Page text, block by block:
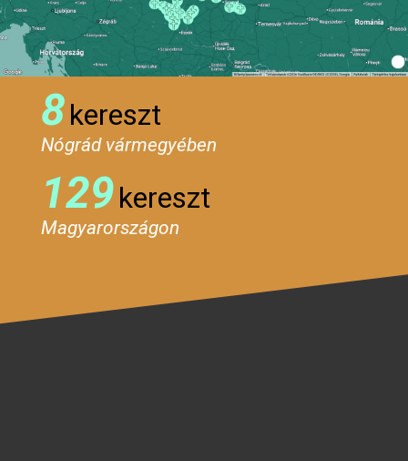
8kereszt
Nógrád vármegyében
129kereszt
Magyarországon